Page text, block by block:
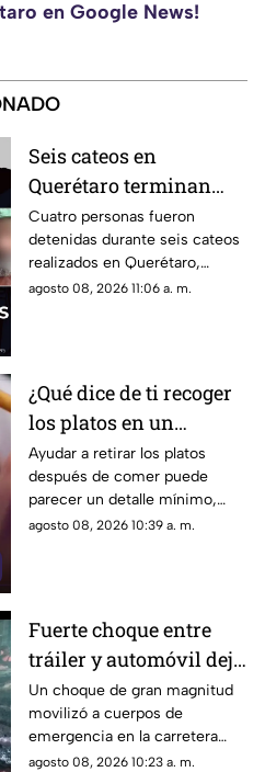
en Google News!
Seis cateos en
Querétaro terminan
con cuatro detenidos y
el aseguramiento de
presuntas dr0gas
Cuatro personas fueron
detenidas durante seis cateos
realizados en Querétaro,
donde también se localizaron
agosto 08, 2026 11:06 a. m.
¿Qué dice de ti recoger
los platos en un
restaurante? Este
pequeño gesto podría
revelar algunos rasgos
de tu personalidad
Ayudar a retirar los platos
después de comer puede
parecer un detalle mínimo,
pero este comportamiento
agosto 08, 2026 10:39 a. m.
Fuerte choque entre
tráiler y automóvil deja
un auto destrozado y
víctimas m0rt4les en la
Irapuato Salamanca
Un choque de gran magnitud
movilizó a cuerpos de
emergencia en la carretera
Irapuato-Salamanca, donde
agosto 08, 2026 10:23 a. m.